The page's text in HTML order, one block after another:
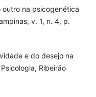
outro na psicogenética
v. 1, n. 4, p.
e do desejo na
Ribeirão